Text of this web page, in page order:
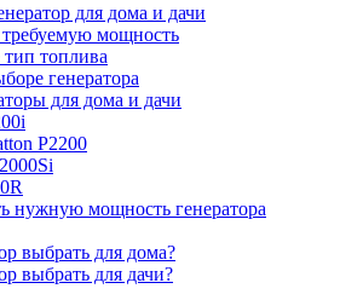
для дома и дачи
мощность
топлива
генератора
для дома и дачи
P2200
нужную мощность генератора
выбрать для дома?
выбрать для дачи?